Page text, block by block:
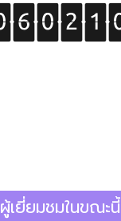
ผู้เยี่ยมชมในขณะนี้